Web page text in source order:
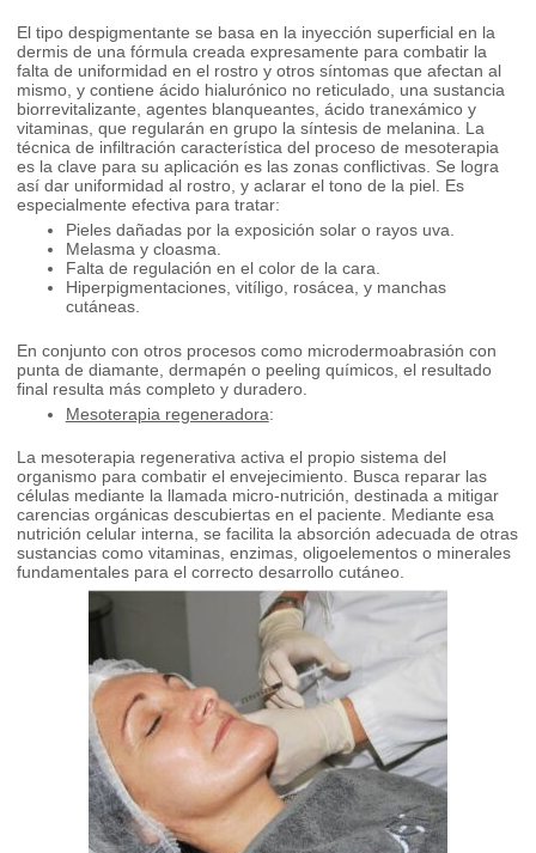
El tipo despigmentante se basa en la inyección superficial en la
dermis de una fórmula creada expresamente para combatir la
falta de uniformidad en el rostro y otros síntomas que afectan al
mismo, y contiene ácido hialurónico no reticulado, una sustancia
biorrevitalizante, agentes blanqueantes, ácido tranexámico y
vitaminas, que regularán en grupo la síntesis de melanina. La
técnica de infiltración característica del proceso de mesoterapia
es la clave para su aplicación es las zonas conflictivas. Se logra
así dar uniformidad al rostro, y aclarar el tono de la piel. Es
especialmente efectiva para tratar:
Pieles dañadas por la exposición solar o rayos uva.
Melasma y cloasma.
Falta de regulación en el color de la cara.
Hiperpigmentaciones, vitíligo, rosácea, y manchas
cutáneas.
En conjunto con otros procesos como microdermoabrasión con
punta de diamante, dermapén o peeling químicos, el resultado
final resulta más completo y duradero.
Mesoterapia regeneradora:
La mesoterapia regenerativa activa el propio sistema del
organismo para combatir el envejecimiento. Busca reparar las
células mediante la llamada micro-nutrición, destinada a mitigar
carencias orgánicas descubiertas en el paciente. Mediante esa
nutrición celular interna, se facilita la absorción adecuada de otras
sustancias como vitaminas, enzimas, oligoelementos o minerales
fundamentales para el correcto desarrollo cutáneo.